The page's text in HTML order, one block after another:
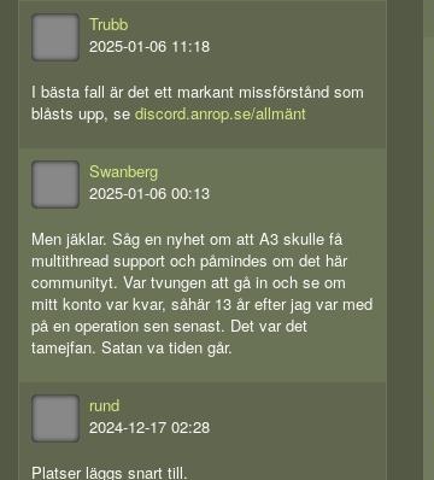
Trubb
2025-01-06 11:18
I bästa fall är det ett markant missförstånd som
blåsts upp, se discord.anrop.se/allmänt
Swanberg
2025-01-06 00:13
Men jäklar. Såg en nyhet om att A3 skulle få
multithread support och påmindes om det här
communityt. Var tvungen att gå in och se om
mitt konto var kvar, såhär 13 år efter jag var med
på en operation sen senast. Det var det
tamejfan. Satan va tiden går.
rund
2024-12-17 02:28
Platser läggs snart till.